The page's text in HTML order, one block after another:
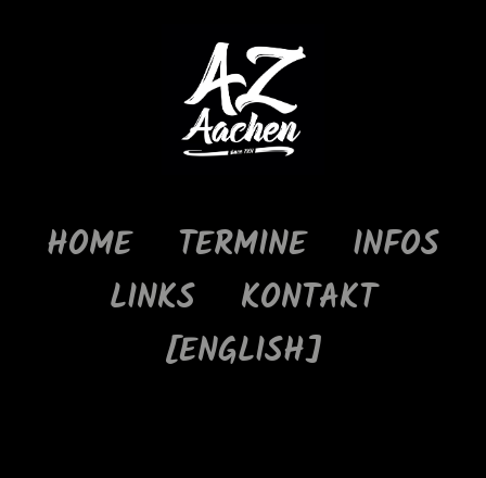
HOME TERMINE
INFOS
LINKS
KONTAKT
[ENGLISH]